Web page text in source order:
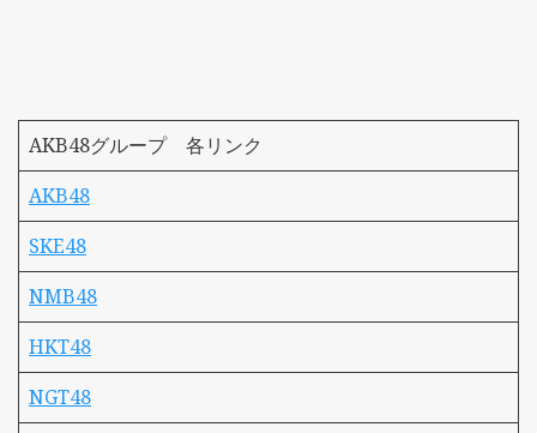
AKB48グループ 各リンク
AKB48
SKE48
NMB48
HKT48
NGT48